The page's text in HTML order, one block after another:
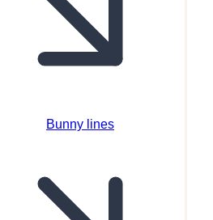
Bunny lines